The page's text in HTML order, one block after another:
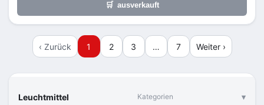
Leuchtmittel Kategorien
🛒 ausverkauft
‹ Zurück 1 2 3 … 7 Weiter ›